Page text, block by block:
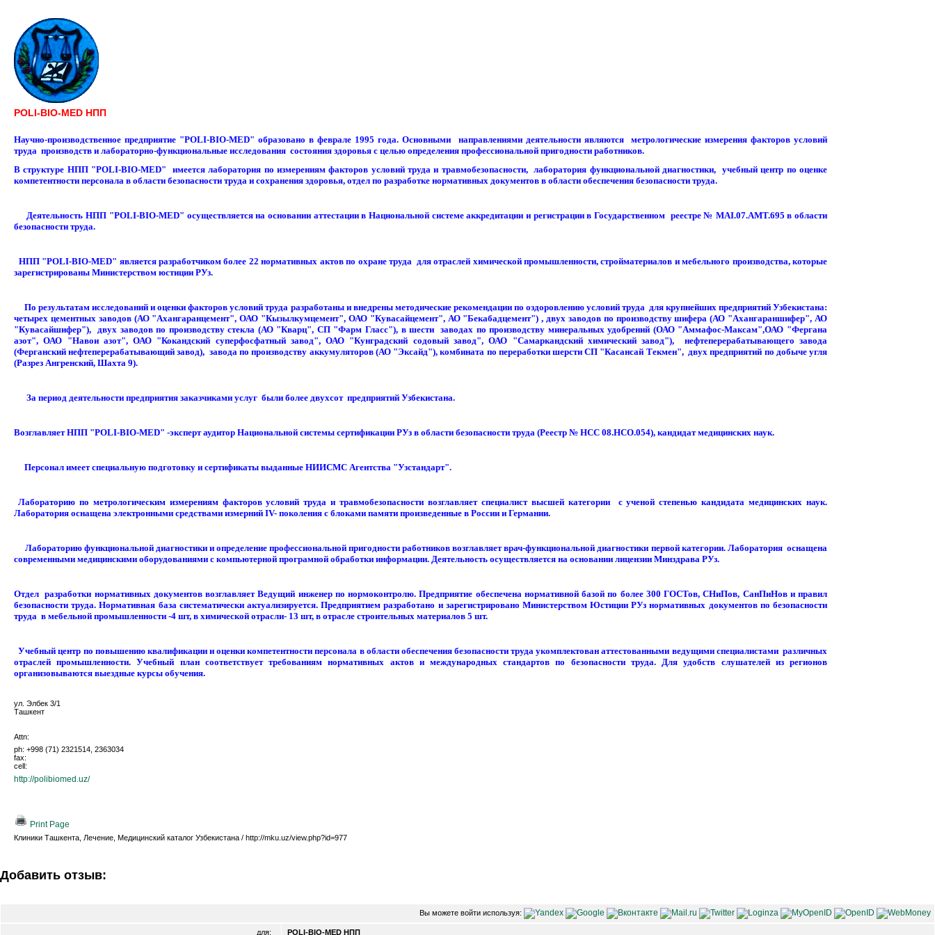
POLI-BIO-MED НПП
Научно-производственное предприятие "POLI-BIO-MED" образовано в феврале 1995 года. Основными направлениями деятельности являются метрологические измерения факторов условий
труда производств и лабораторно-функциональные исследования состояния здоровья с целью определения профессиональной пригодности работников.
В структуре НПП "POLI-BIO-MED" имеется лаборатория по измерениям факторов условий труда и травмобезопасности, лаборатория функциональной диагностики, учебный центр по оценке
компетентности персонала в области безопасности труда и сохранения здоровья, отдел по разработке нормативных документов в области обеспечения безопасности труда.
Деятельность НПП "POLI-BIO-MED" осуществляется на основании аттестации в Национальной системе аккредитации и регистрации в Государственном реестре № MAI.07.AMT.695 в области
безопасности труда.
НПП "POLI-BIO-MED" является разработчиком более 22 нормативных актов по охране труда для отраслей химической промышленности, стройматериалов и мебельного производства, которые
зарегистрированы Министерством юстиции РУз.
По результатам исследований и оценки факторов условий труда разработаны и внедрены методические рекомендации по оздоровлению условий труда для крупнейших предприятий Узбекистана:
четырех цементных заводов (АО "Ахангаранцемент", ОАО "Кызылкумцемент", ОАО "Кувасайцемент", АО "Бекабадцемент") , двух заводов по производству шифера (АО "Ахангараншифер", АО
"Кувасайшифер"), двух заводов по производству стекла (АО "Кварц", СП "Фарм Гласс"), в шести заводах по производству минеральных удобрений (ОАО "Аммафос-Максам",ОАО "Фергана
азот", ОАО "Навои азот", ОАО "Кокандский суперфосфатный завод", ОАО "Кунградский содовый завод", ОАО "Самаркандский химический завод"), нефтеперерабатывающего завода
(Ферганский нефтеперерабатывающий завод), завода по производству аккумуляторов (АО "Эксайд"), комбината по переработки шерсти СП "Касансай Текмен", двух предприятий по добыче угля
(Разрез Ангренский, Шахта 9).
За период деятельности предприятия заказчиками услуг были более двухсот предприятий Узбекистана.
Возглавляет НПП "POLI-BIO-MED" -эксперт аудитор Национальной системы сертификации РУз в области безопасности труда (Реестр № НСС 08.НСО.054), кандидат медицинских наук.
Персонал имеет специальную подготовку и сертификаты выданные НИИСМС Агентства "Узстандарт".
Лабораторию по метрологическим измерениям факторов условий труда и травмобезопасности возглавляет специалист высшей категории с ученой степенью кандидата медицинских наук.
Лаборатория оснащена электронными средствами измерний IV- поколения с блоками памяти произведенные в России и Германии.
Лабораторию функциональной диагностики и определение профессиональной пригодности работников возглавляет врач-функциональной диагностики первой категории. Лаборатория оснащена
современными медицинскими оборудованиями с компьютерной програмной обработки информации. Деятельность осуществляется на основании лицензии Минздрава РУз.
Отдел разработки нормативных документов возглавляет Ведущий инженер по нормоконтролю. Предприятие обеспечена нормативной базой по более 300 ГОСТов, СНиПов, СанПиНов и правил
безопасности труда. Нормативная база систематически актуализируется. Предприятием разработано и зарегистрировано Министерством Юстиции РУз нормативных документов по безопасности
труда в мебельной промышленности -4 шт, в химической отрасли- 13 шт, в отрасле строительных материалов 5 шт.
Учебный центр по повышению квалификации и оценки компетентности персонала в области обеспечения безопасности труда укомплектован аттестованными ведущими специалистами различных
отраслей промышленности. Учебный план соответствует требованиям нормативных актов и международных стандартов по безопасности труда. Для удобств слушателей из регионов
организовываются выездные курсы обучения.
ул. Элбек 3/1
Ташкент
Attn:
ph: +998 (71) 2321514, 2363034
fax:
cell:
http://polibiomed.uz/
Print Page
Клиники Ташкента, Лечение, Медицинский каталог Узбекистана / http://mku.uz/view.php?id=977
Добавить отзыв:
Вы можете войти используя:
для: POLI-BIO-MED НПП